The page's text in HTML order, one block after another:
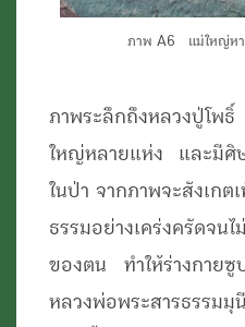
ภาพ A6 แม่ใหญ่หา
ภาพระลึกถึงหลวงปู่โพธิ์
ใหญ่หลายแห่ง และมีศิ
ในป่า จากภาพจะสังเกต
ธรรมอย่างเคร่งครัดจน
ของตน ทำให้ร่างกายซู
หลวงพ่อพระสารธรรมมุ